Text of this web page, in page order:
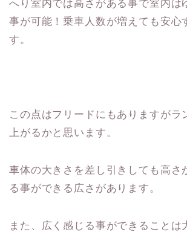
へり室内では高さがある事で室内は
事が可能！乗車人数が増えても安心
す。
この点はフリードにもありますがラ
上がるかと思います。
車体の大きさを差し引きしても高さ
る事ができる広さがあります。
また、広く感じる事ができることは